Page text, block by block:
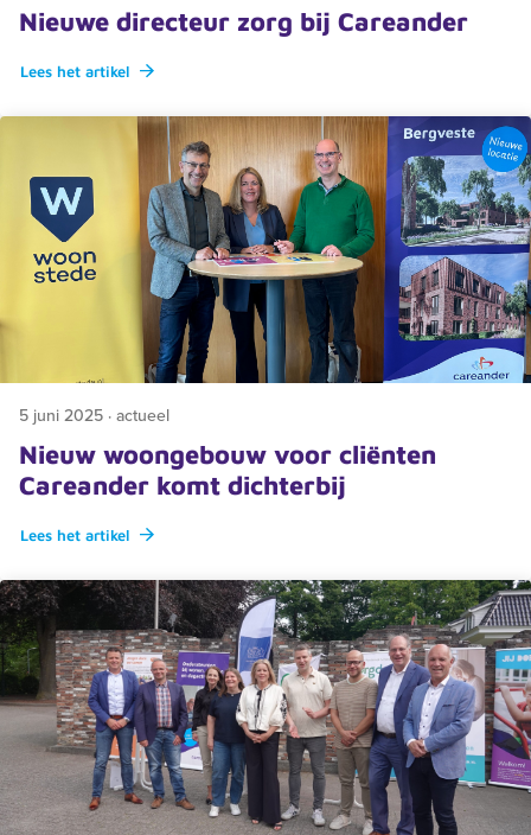
Nieuwe directeur zorg bij Careander
Lees het artikel
5 juni 2025 · actueel
Nieuw woongebouw voor cliënten
Careander komt dichterbij
Lees het artikel